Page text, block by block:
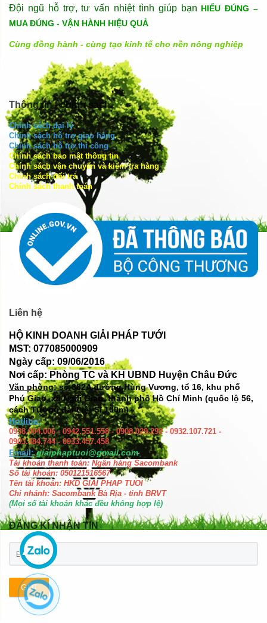
Đội ngũ hỗ trợ, tư vấn nhiệt tình giúp bạn HIỂU ĐÚNG –
MUA ĐÚNG - VẬN HÀNH HIỆU QUẢ
Cùng đồng hành - cùng tạo kinh tế cho nền nông nghiệp
Thông tin - chính sách
Chính sách đại lý
Chính sách hỗ trợ giao hàng
Chính sách hỗ trợ thi công
Chính sách bảo mật thông tin
Chính sách vận chuyển và kiểm tra hàng
Chính sách đổi trả
Chính sách thanh toán
Liên hệ
HỘ KINH DOANH GIẢI PHÁP TƯỚI
MST: 077085000909
Ngày cấp: 09/06/2016
Nơi cấp: Phòng TC và KH UBND Huyện Châu Đức
Văn phòng: số382A đường Hùng Vương, tổ 16, khu phố
Phú Giao, xã Ngãi Giao, thành phố Hồ Chí Minh (quốc lộ 56,
cách Tượng đài Liệt Sĩ 100m)
Hotline:
0938.004.006 - 0942.551.558 - 0908.029.292 - 0932.107.721 -
0903.484.744 - 0933.457.458
Email: giaiphaptuoi@gmail.com
Tài khoản thanh toán: Ngân hàng Sacombank
Số tài khoản: 050121516567
Tên tài khoản: HKD GIAI PHAP TUOI
Chi nhánh: Sacombank Bà Rịa - tỉnh BRVT
(Mọi số tài khoản khác đều không hợp lệ)
ĐĂNG KÍ NHẬN TIN
GỬI